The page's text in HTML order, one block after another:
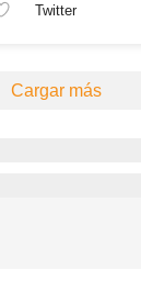
Twitter
Cargar más